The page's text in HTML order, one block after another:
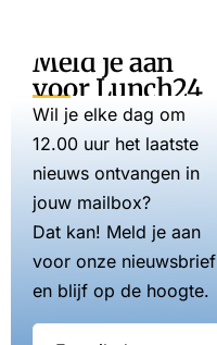
Meld je aan
voor Lunch24
Wil je elke dag om
12.00 uur het laatste
nieuws ontvangen in
jouw mailbox?
Dat kan! Meld je aan
voor onze nieuwsbrief
en blijf op de hoogte.